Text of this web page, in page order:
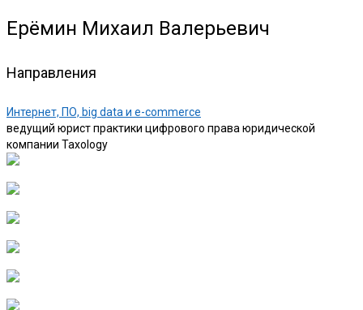
Ерёмин Михаил Валерьевич
Направления
Интернет, ПО, big data и e-commerce
ведущий юрист практики цифрового права юридической
компании Taxology